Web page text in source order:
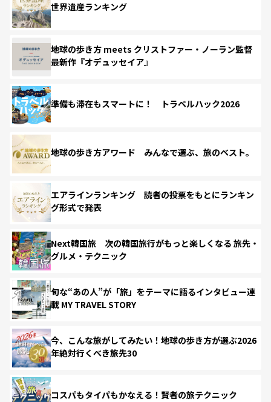
世界遺産ランキング
地球の歩き方 meets クリストファー・ノーラン監督
最新作『オデュッセイア』
準備も滞在もスマートに！ トラベルハック2026
地球の歩き方アワード みんなで選ぶ、旅のベスト。
エアラインランキング 読者の投票をもとにランキン
グ形式で発表
Next韓国旅 次の韓国旅行がもっと楽しくなる 旅先・
グルメ・テクニック
旬な“あの人”が「旅」をテーマに語るインタビュー連
載 MY TRAVEL STORY
今、こんな旅がしてみたい！地球の歩き方が選ぶ2026
年絶対行くべき旅先30
コスパもタイパもかなえる！賢者の旅テクニック